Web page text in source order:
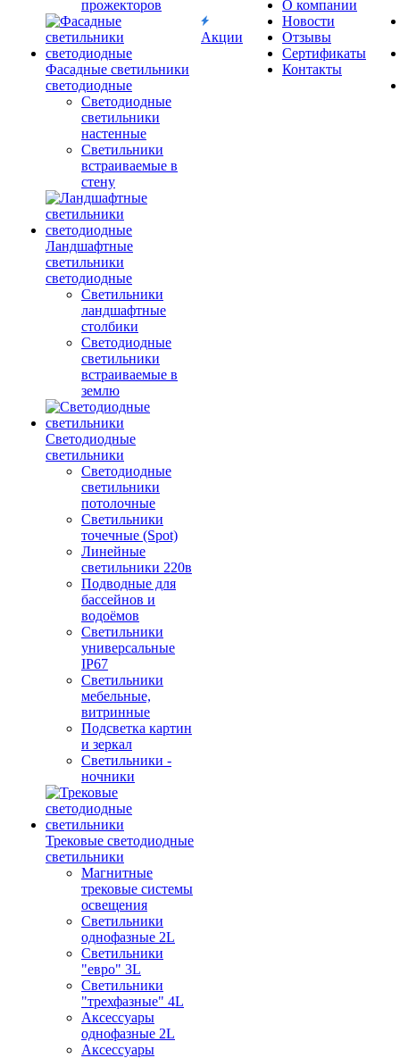
прожекторов
Фасадные светильники
светодиодные
Светодиодные
светильники
настенные
Светильники
встраиваемые в
стену
Ландшафтные
светильники
светодиодные
Светильники
ландшафтные
столбики
Светодиодные
светильники
встраиваемые в
землю
Светодиодные
светильники
Светодиодные
светильники
потолочные
Светильники
точечные (Spot)
Линейные
светильники 220в
Подводные для
бассейнов и
водоёмов
Светильники
универсальные
IP67
Светильники
мебельные,
витринные
Подсветка картин
и зеркал
Светильники -
ночники
Трековые светодиодные
светильники
Магнитные
трековые системы
освещения
Светильники
однофазные 2L
Светильники
"евро" 3L
Светильники
"трехфазные" 4L
Аксессуары
однофазные 2L
Аксессуары
Акции
О компании
Новости
Отзывы
Сертификаты
Контакты